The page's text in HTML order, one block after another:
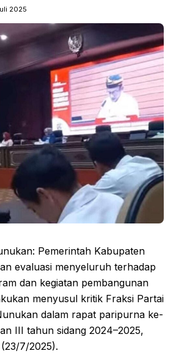
2025
Pemerintah Kabupaten
evaluasi menyeluruh terhadap
dan kegiatan pembangunan
menyusul kritik Fraksi Partai
dalam rapat paripurna ke-
III tahun sidang 2024–2025,
7/2025).